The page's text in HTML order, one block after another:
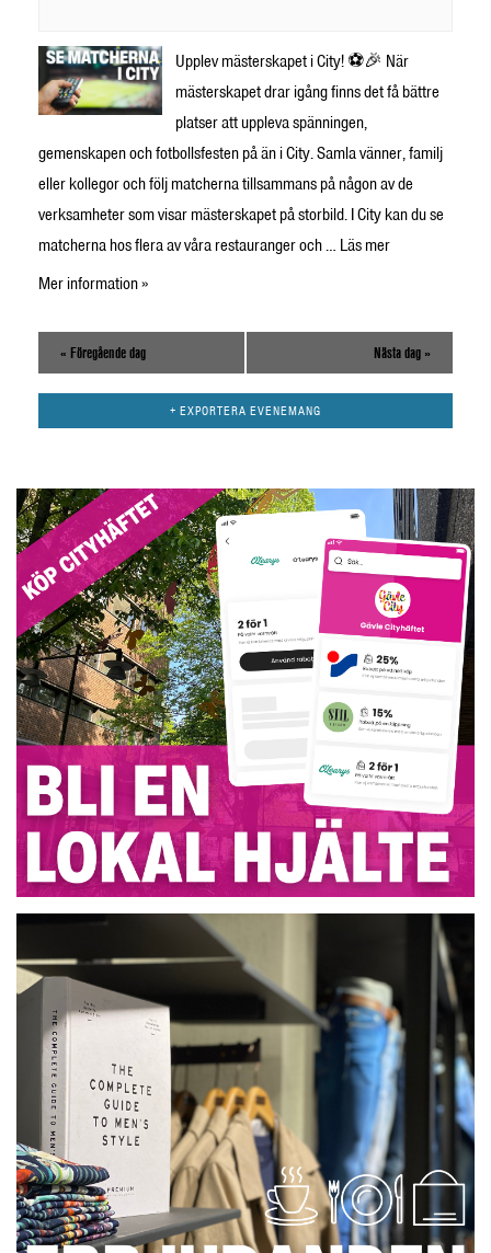
Upplev mästerskapet i City! ⚽🎉 När
mästerskapet drar igång finns det få bättre
platser att uppleva spänningen,
gemenskapen och fotbollsfesten på än i City. Samla vänner, familj
eller kollegor och följ matcherna tillsammans på någon av de
verksamheter som visar mästerskapet på storbild. I City kan du se
matcherna hos flera av våra restauranger och … Läs mer
Mer information »
« Föregående dag Nästa dag »
+ EXPORTERA EVENEMANG